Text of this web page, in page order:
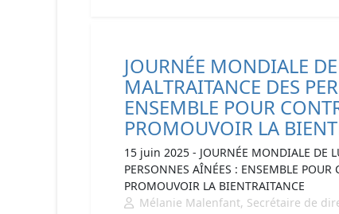
JOURNÉE MONDIALE
MALTRAITANCE DES
ENSEMBLE POUR
PROMOUVOIR LA
15 juin 2025 - JOURNÉE MONDIALE DE
PERSONNES AÎNÉES : ENSEMBLE
PROMOUVOIR LA BIENTRAITANCE
Mélanie Malenfant, Secrétaire de